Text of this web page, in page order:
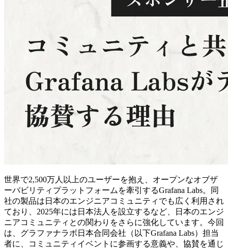
世界で2,500万人以上のユーザーを抱え、オープンなオブザ
ーバビリティプラットフォームを牽引するGrafana Labs。同
社の製品は日本のエンジニアコミュニティでも広く利用され
ており、2025年には日本法人を設立するなど、日本のエンジ
ニアコミュニティとの関わりをさらに強化しています。今回
は、グラファナラボ日本合同会社（以下Grafana Labs）担当
者に、コミュニティイベントに参画する意義や、協賛を通じ